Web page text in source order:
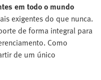
em todo o mundo
exigentes do que nunca.
de forma integral para
Como
de um único